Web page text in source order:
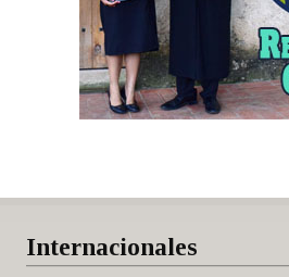
Internacionales